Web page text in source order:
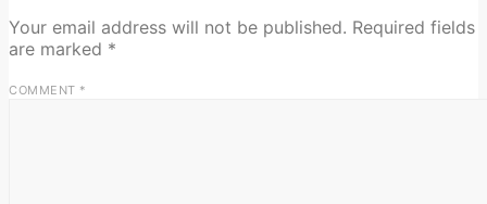
Your email address will not be published. Required fields
are marked *
COMMENT *